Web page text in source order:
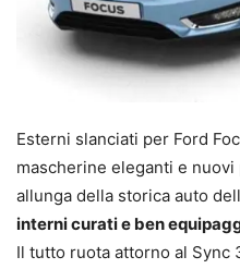
Esterni slanciati per Ford
mascherine eleganti e
allunga della storica auto
interni curati e ben
Il tutto ruota attorno al